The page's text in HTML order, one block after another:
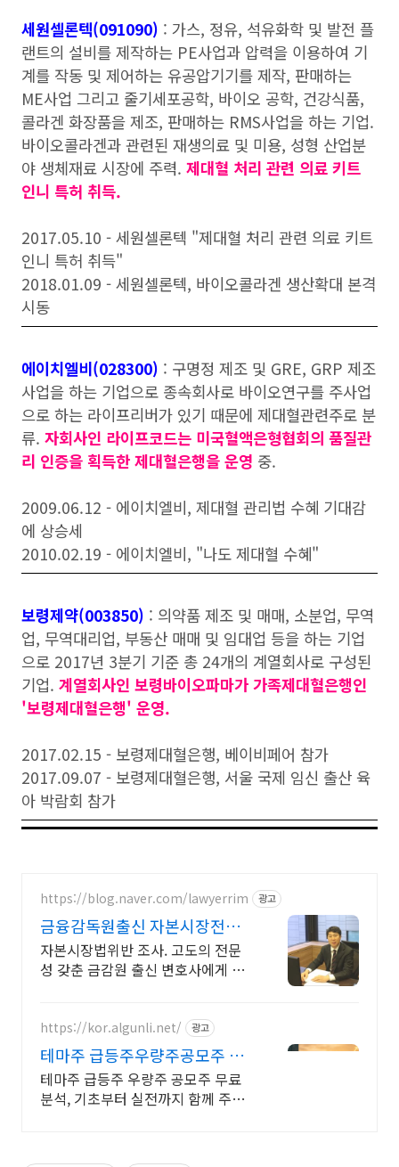
세원셀론텍(091090) : 가스, 정유, 석유화학 및 발전 플
랜트의 설비를 제작하는 PE사업과 압력을 이용하여 기
계를 작동 및 제어하는 유공압기기를 제작, 판매하는
ME사업 그리고 줄기세포공학, 바이오 공학, 건강식품,
콜라겐 화장품을 제조, 판매하는 RMS사업을 하는 기업.
바이오콜라겐과 관련된 재생의료 및 미용, 성형 산업분
야 생체재료 시장에 주력. 제대혈 처리 관련 의료 키트
인니 특허 취득.
2017.05.10 - 세원셀론텍 "제대혈 처리 관련 의료 키트
인니 특허 취득"
2018.01.09 - 세원셀론텍, 바이오콜라겐 생산확대 본격
시동
에이치엘비(028300) : 구명정 제조 및 GRE, GRP 제조
사업을 하는 기업으로 종속회사로 바이오연구를 주사업
으로 하는 라이프리버가 있기 때문에 제대혈관련주로 분
류. 자회사인 라이프코드는 미국혈액은형협회의 품질관
리 인증을 획득한 제대혈은행을 운영 중.
2009.06.12 - 에이치엘비, 제대혈 관리법 수혜 기대감
에 상승세
2010.02.19 - 에이치엘비, "나도 제대혈 수혜"
보령제약(003850) : 의약품 제조 및 매매, 소분업, 무역
업, 무역대리업, 부동산 매매 및 임대업 등을 하는 기업
으로 2017년 3분기 기준 총 24개의 계열회사로 구성된
기업. 계열회사인 보령바이오파마가 가족제대혈은행인
'보령제대혈은행' 운영.
2017.02.15 - 보령제대혈은행, 베이비페어 참가
2017.09.07 - 보령제대혈은행, 서울 국제 임신 출산 육
아 박람회 참가
https://blog.naver.com/lawyerrim 광고
금융감독원출신 자본시장전문
가
자본시장법위반 조사. 고도의 전문
성 갖춘 금감원 출신 변호사에게 맡
협업가능
https://kor.algunli.net/ 광고
테마주 급등주우량주공모주 추
종목전망, 분석자료 제공
테마주 급등주 우량주 공모주 무료
분석, 기초부터 실전까지 함께 주식